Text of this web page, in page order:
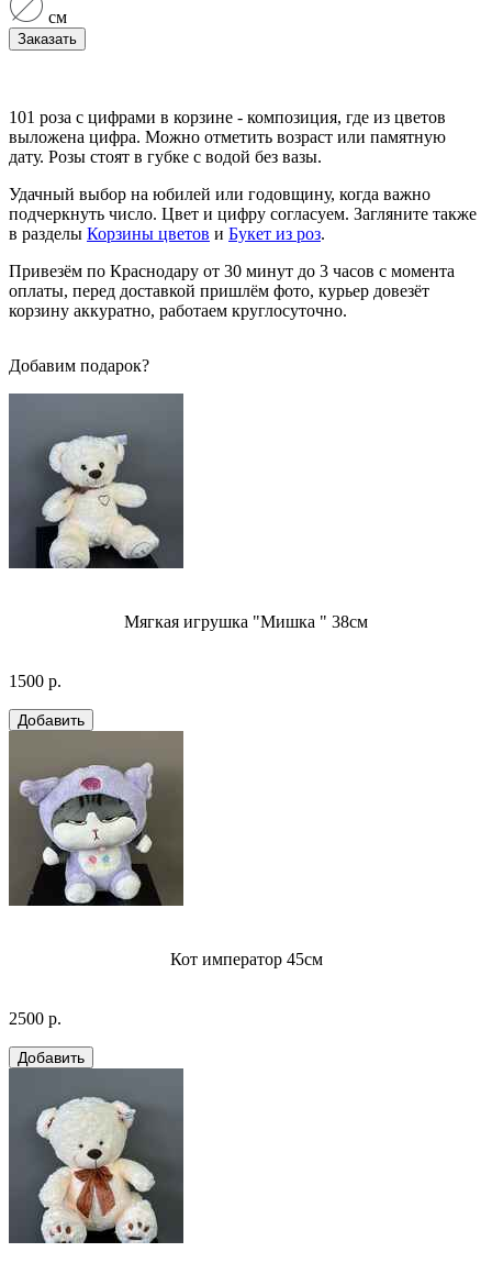
см
Заказать
101 роза с цифрами в корзине - композиция, где из цветов
выложена цифра. Можно отметить возраст или памятную
дату. Розы стоят в губке с водой без вазы.
Удачный выбор на юбилей или годовщину, когда важно
подчеркнуть число. Цвет и цифру согласуем. Загляните также
в разделы Корзины цветов и Букет из роз.
Привезём по Краснодару от 30 минут до 3 часов с момента
оплаты, перед доставкой пришлём фото, курьер довезёт
корзину аккуратно, работаем круглосуточно.
Добавим подарок?
Мягкая игрушка "Мишка " 38см
1500 р.
Кот император 45см
2500 р.